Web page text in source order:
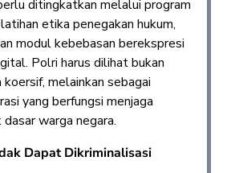
ditingkatkan melalui program
etika penegakan hukum,
modul kebebasan berekspresi
Polri harus dilihat bukan
melainkan sebagai
yang berfungsi menjaga
warga negara.
Dapat Dikriminalisasi